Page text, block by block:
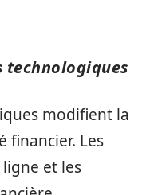
technologiques
modifient la
financier. Les
et les